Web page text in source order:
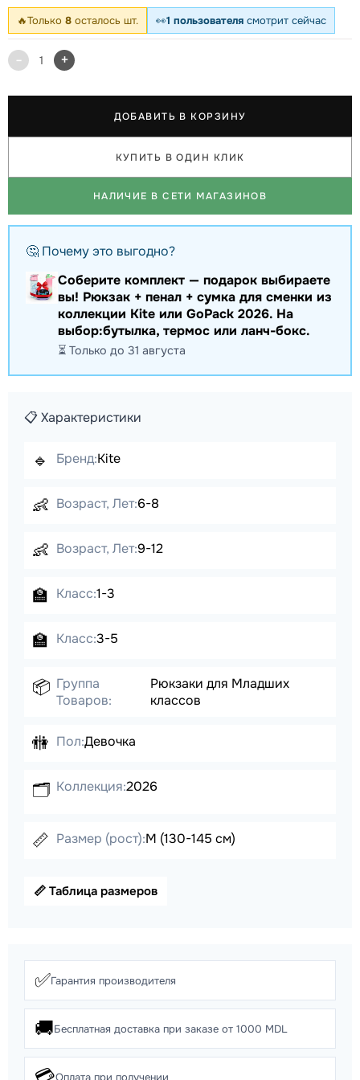
🔥Только 8 осталось шт. 👀1 пользователя смотрит сейчас
- 1 +
ДОБАВИТЬ В КОРЗИНУ
КУПИТЬ В ОДИН КЛИК
НАЛИЧИЕ В СЕТИ МАГАЗИНОВ
🤔 Почему это выгодно?
Соберите комплект — подарок выбираете
вы! Рюкзак + пенал + сумка для сменки из
коллекции Kite или GoPack 2026. На
выбор:бутылка, термос или ланч-бокс.
⏳ Только до 31 августа
📋 Характеристики
🔹 Бренд:Kite
👶 Возраст, Лет:6-8
👶 Возраст, Лет:9-12
🏫 Класс:1-3
🏫 Класс:3-5
📦 Группа
Товаров:
Рюкзаки для Младших
классов
🚻 Пол:Девочка
🗂️ Коллекция:2026
📏 Размер (рост):M (130-145 см)
📏 Таблица размеров
✅Гарантия производителя
🚚Бесплатная доставка при заказе от 1000 MDL
Оплата при получении